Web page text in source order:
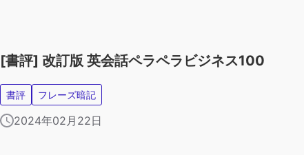
[書評] 改訂版 英会話ペラペラビジネス100
書評 フレーズ暗記
2024年02月22日